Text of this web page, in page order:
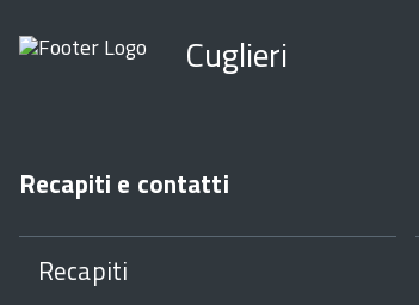
Cuglieri
Recapiti e contatti
Recapiti